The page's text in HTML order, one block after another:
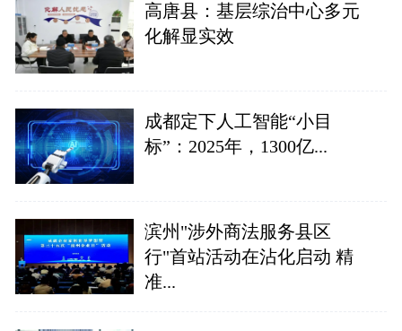
高唐县：基层综治中心多元
化解显实效
成都定下人工智能“小目
标”：2025年，1300亿...
滨州"涉外商法服务县区
行"首站活动在沾化启动 精
准...